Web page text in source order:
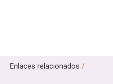
Enlaces relacionados /